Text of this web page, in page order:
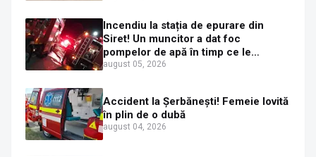
Incendiu la stația de epurare din
Siret! Un muncitor a dat foc
pompelor de apă în timp ce le
alimenta cu combustibil
august 05, 2026
Accident la Șerbănești! Femeie lovită
în plin de o dubă
august 04, 2026